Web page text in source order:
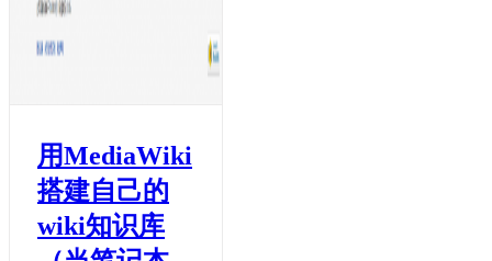
用MediaWiki
搭建自己的
wiki知识库